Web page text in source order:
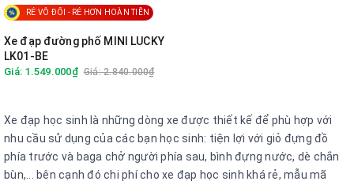
RẺ VÔ ĐỐI - RẺ HƠN HOÀN TIỀN
Xe đạp đường phố MINI LUCKY
LK01-BE
Giá: 1.549.000₫ Giá: 2.840.000₫
Xe đạp học sinh là những dòng xe được thiết kế để phù hợp với
nhu cầu sử dụng của các bạn học sinh: tiện lợi với giỏ đựng đồ
phía trước và baga chở người phía sau, bình đựng nước, dè chắn
bùn,... bên cạnh đó chi phí cho xe đạp học sinh khá rẻ, mẫu mã